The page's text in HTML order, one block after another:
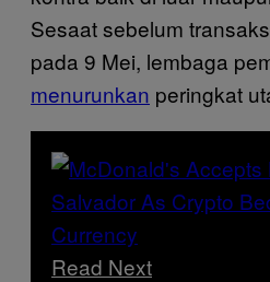
Sesaat sebelum
pada 9 Mei, lembaga
menurunkan peringkat
Read Next